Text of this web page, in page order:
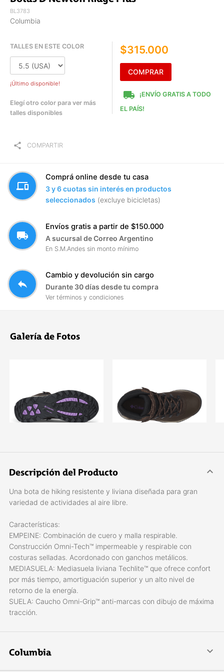
BL3783
Columbia
TALLES EN ESTE COLOR
¡Último disponible!
Elegí otro color para ver más
talles disponibles
$315.000
COMPRAR
local_shipping
¡ENVÍO GRATIS A TODO
EL PAÍS!
share COMPARTIR
devices
Comprá online desde tu casa
3 y 6 cuotas sin interés en productos
seleccionados (excluye bicicletas)
local_shipping
Envíos gratis a partir de $150.000
A sucursal de Correo Argentino
En S.M.Andes sin monto mínimo
reply
Cambio y devolución sin cargo
Durante 30 días desde tu compra
Ver términos y condiciones
Galería de Fotos
Descripción del Producto
Una bota de hiking resistente y liviana diseñada para gran
variedad de actividades al aire libre.
Características:
EMPEINE: Combinación de cuero y malla respirable.
Construcción Omni-Tech™ impermeable y respirable con
costuras selladas. Acordonado con ganchos metálicos.
MEDIASUELA: Mediasuela liviana Techlite™ que ofrece confort
por más tiempo, amortiguación superior y un alto nivel de
retorno de la energía.
SUELA: Caucho Omni-Grip™ anti-marcas con dibujo de máxima
tracción.
Columbia